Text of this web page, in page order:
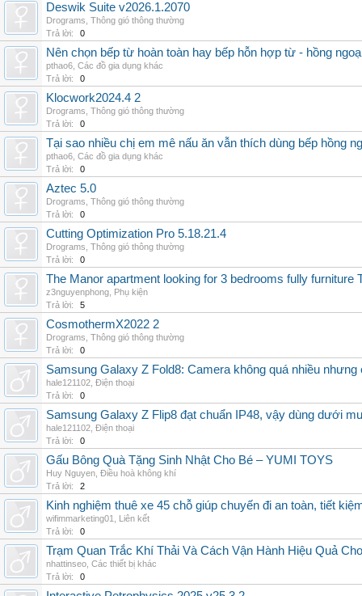
Deswik Suite v2026.1.2070
Drograms Thông gió thông thường
Trả lời:
0
Nên chọn bếp từ hoàn toàn hay bếp hỗn hợp từ - hồng
pthao6 Các đồ gia dụng khác
Trả lời:
0
Klocwork2024.4 2
Drograms Thông gió thông thường
Trả lời:
0
Tại sao nhiều chị em mê nấu ăn vẫn thích dùng bếp hồng
pthao6 Các đồ gia dụng khác
Trả lời:
0
Aztec 5.0
Drograms Thông gió thông thường
Trả lời:
0
Cutting Optimization Pro 5.18.21.4
Drograms Thông gió thông thường
Trả lời:
0
The Manor apartment looking for 3 bedrooms fully furniture
z3nguyenphong Phụ kiện
Trả lời:
5
CosmothermX2022 2
Drograms Thông gió thông thường
Trả lời:
0
Samsung Galaxy Z Fold8: Camera không quá nhiều nhưng
hale121102 Điện thoại
Trả lời:
0
Samsung Galaxy Z Flip8 đạt chuẩn IP48, vậy dùng dưới
hale121102 Điện thoại
Trả lời:
0
Gấu Bông Quà Tặng Sinh Nhật Cho Bé – YUMI TOYS
Huy Nguyen Điều hoà không khí
Trả lời:
2
Kinh nghiệm thuê xe 45 chỗ giúp chuyến đi an toàn, tiết
wifimmarketing01
Liên kết
Trả lời:
0
Trạm Quan Trắc Khí Thải Và Cách Vận Hành Hiệu Quả
nhattinseo Các thiết bị khác
Trả lời:
0